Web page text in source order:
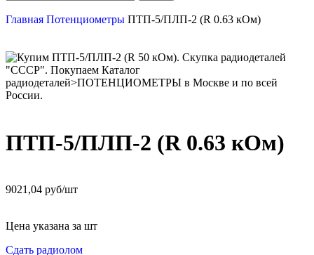
Главная Потенциометры ПТП-5/ПЛП-2 (R 0.63 кОм)
ПТП-5/ПЛП-2 (R 0.63 кОм)
9021,04 руб/шт
Цена указана за шт
Сдать радиолом